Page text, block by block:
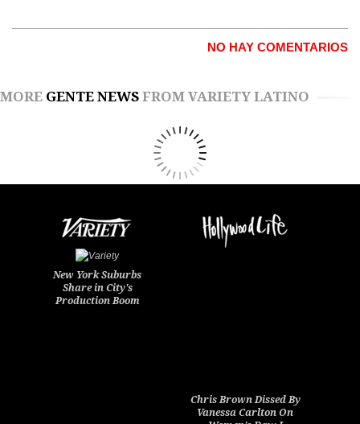
NO HAY COMENTARIOS
MORE GENTE NEWS FROM VARIETY LATINO
New York Suburbs
Share in City's
Production Boom
Chris Brown Dissed By
Vanessa Carlton On